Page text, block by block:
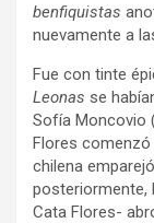
benfiquistas
nuevamente a
Fue con tinte
Leonas se
Sofía Moncovio
Flores comenzó
chilena
posteriormente,
Cata Flores-